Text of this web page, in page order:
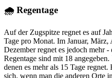
🌧 Regentage
Auf der Zugspitze regnet es auf
Tage pro Monat. Im Januar,
Dezember regnet es jedoch mehr -
Regentage sind mit 18
denen es mehr als 15 Tage
sich, wenn man die anderen Orte